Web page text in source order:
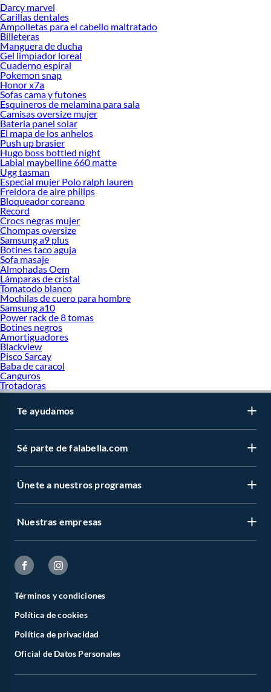
Darcy marvel
Carillas dentales
Ampolletas para el cabello maltratado
Billeteras
Manguera de ducha
Gel limpiador loreal
Cuaderno espiral
Pokemon snap
Honor x7a
Sofas cama y futones
Esquineros de melamina para sala
Camisas oversize mujer
Bateria panel solar
El mapa de los anhelos
Push up brasier
Hugo boss bottled night
Labial maybelline 660 matte
Ugg tasman
Especial mujer Polo ralph lauren
Freidora de aire philips
Bloqueador coreano
Record
Crocs negras mujer
Chompas oversize
Samsung a9 plus
Botines taco aguja
Sofa masaje
Almohadas Oem
Lámparas de cristal
Tomatodo blanco
Mochilas de cuero para hombre
Samsung a10
Power rack de 8 tomas
Botines negros
Amortiguadores
Blackview
Pisco Sarcay
Baba de caracol
Canguros
Trotadoras
Te ayudamos
Sé parte de falabella.com
Únete a nuestros programas
Nuestras empresas
Términos y condiciones
Política de cookies
Política de privacidad
Oficial de Datos Personales